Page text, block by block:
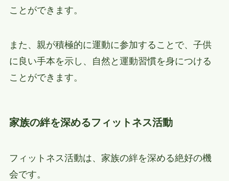
ことができます。
また、親が積極的に運動に参加することで、子供
に良い手本を示し、自然と運動習慣を身につける
ことができます。
家族の絆を深めるフィットネス活動
フィットネス活動は、家族の絆を深める絶好の機
会です。